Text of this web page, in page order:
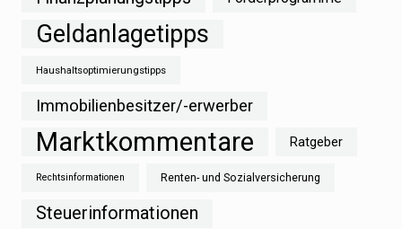
Geldanlagetipps
Haushaltsoptimierungstipps
Immobilienbesitzer/-erwerber
Marktkommentare Ratgeber
Rechtsinformationen Renten- und Sozialversicherung
Steuerinformationen